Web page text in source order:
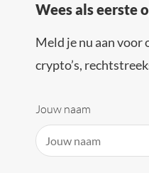
Wees als eerste
Meld je nu aan voor
crypto’s,
Jouw naam